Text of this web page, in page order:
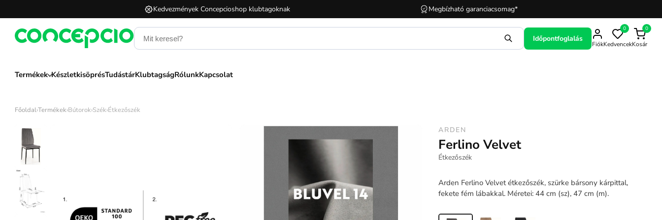
Kedvezmények Concepcioshop klubtagoknak Megbízható garanciacsomag*
Időpontfoglalás
Fiók
0
Kedvencek
0
Kosár
Termékek KészletkisöprésTudástárKlubtagságRólunkKapcsolat
Főoldal›Termékek›Bútorok›Szék›Étkezőszék
ARDEN
Ferlino Velvet
Étkezőszék
Arden Ferlino Velvet étkezőszék, szürke bársony kárpittal,
fekete fém lábakkal. Méretei: 44 cm (sz), 47 cm (m).